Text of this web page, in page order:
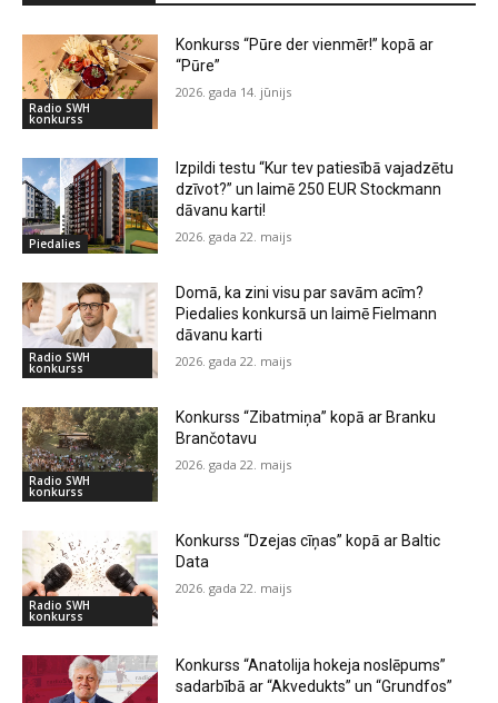
Radio SWH
konkurss
Konkurss “Pūre der vienmēr!” kopā ar
“Pūre”
2026. gada 14. jūnijs
Piedalies
Izpildi testu “Kur tev patiesībā vajadzētu
dzīvot?” un laimē 250 EUR Stockmann
dāvanu karti!
2026. gada 22. maijs
Radio SWH
konkurss
Domā, ka zini visu par savām acīm?
Piedalies konkursā un laimē Fielmann
dāvanu karti
2026. gada 22. maijs
Radio SWH
konkurss
Konkurss “Zibatmiņa” kopā ar Branku
Brančotavu
2026. gada 22. maijs
Radio SWH
konkurss
Konkurss “Dzejas cīņas” kopā ar Baltic
Data
2026. gada 22. maijs
Konkurss “Anatolija hokeja noslēpums”
sadarbībā ar “Akvedukts” un “Grundfos”